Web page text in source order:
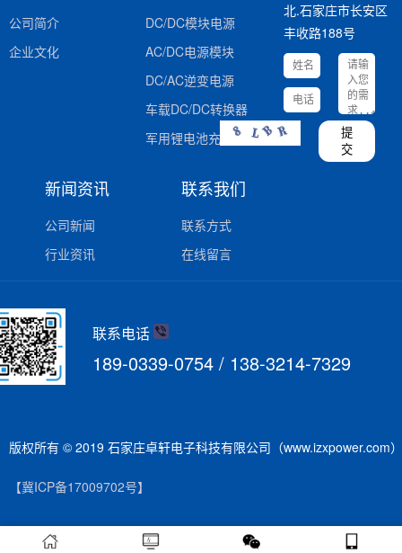
公司简介
企业文化
DC/DC模块电源
AC/DC电源模块
DC/AC逆变电源
车载DC/DC转换器
军用锂电池充电器
新闻资讯
公司新闻
行业资讯
联系我们
联系方式
在线留言
北.石家庄市长安区
丰收路188号
提
交
联系电话
189-0339-0754 / 138-3214-7329
版权所有 © 2019 石家庄卓轩电子科技有限公司（www.izxpower.com）
【冀ICP备17009702号】